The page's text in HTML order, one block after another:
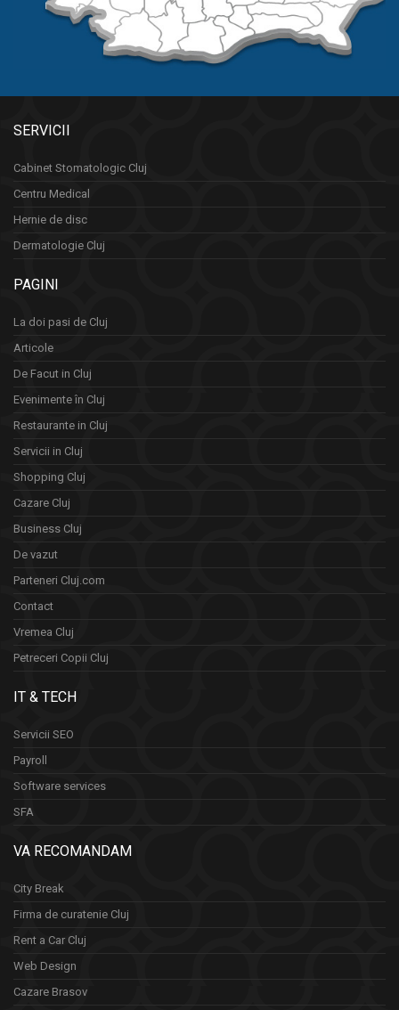
SERVICII
Cabinet Stomatologic Cluj
Centru Medical
Hernie de disc
Dermatologie Cluj
PAGINI
La doi pasi de Cluj
Articole
De Facut in Cluj
Evenimente în Cluj
Restaurante in Cluj
Servicii in Cluj
Shopping Cluj
Cazare Cluj
Business Cluj
De vazut
Parteneri Cluj.com
Contact
Vremea Cluj
Petreceri Copii Cluj
IT & TECH
Servicii SEO
Payroll
Software services
SFA
VA RECOMANDAM
City Break
Firma de curatenie Cluj
Rent a Car Cluj
Web Design
Cazare Brasov